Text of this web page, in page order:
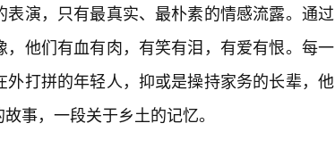
演，只有最真实、最朴素的情感流露。通过
他们有血有肉，有笑有泪，有爱有恨。每一
打拼的年轻人，抑或是操持家务的长辈，他
事，一段关于乡土的记忆。